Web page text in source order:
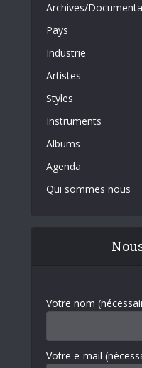
Archives/
Pays
Industrie
Artistes
Styles
Instruments
Albums
Agenda
Qui sommes nous
Votre nom
Votre e-mail